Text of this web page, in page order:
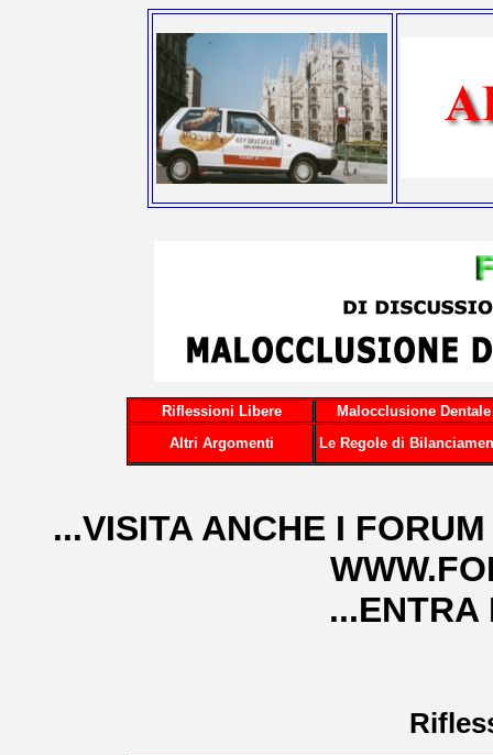
Riflessioni Libere
Malocclusione Dentale
Altri Argomenti
Le Regole di
...VISITA ANCHE I
...ENTRA